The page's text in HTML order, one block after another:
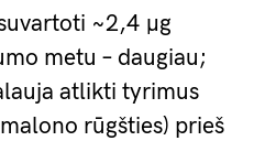
~2,4 µg
metu – daugiau;
atlikti tyrimus
rūgšties) prieš